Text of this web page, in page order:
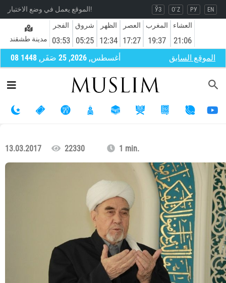
الموقع يعمل في وضع الاختبار! ЎЗ O`Z РУ EN
مدينة طشقند
الفجر
03:53
شروق
05:25
الظهر
12:34
العصر
17:27
المغرب
19:37
العشاء
21:06
08 أغسطس, 2026, 25 صَفَر, 1448 الموقع السابق
13.03.2017 22330 1 min.